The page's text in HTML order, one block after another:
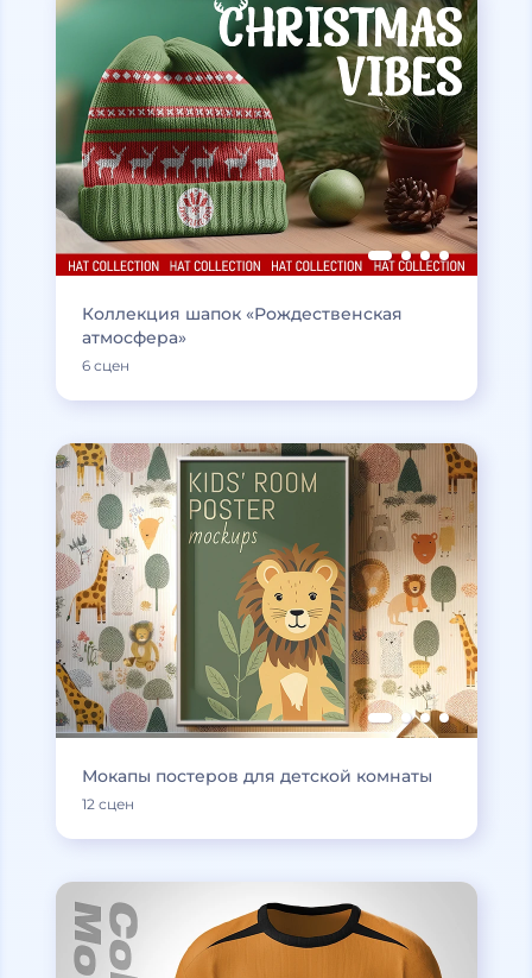
Коллекция шапок «Рождественская
атмосфера»
6 сцен
Мокапы постеров для детской комнаты
12 сцен